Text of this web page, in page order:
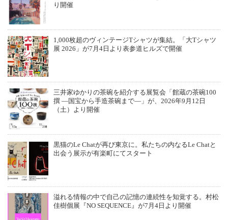
り開催
1,000枚超のヴィンテージTシャツが集結。「大Tシャツ
展 2026」が7月4日より表参道ヒルズで開催
三井家ゆかりの茶碗を紹介する展覧会「館蔵の茶碗100
撰 ―国宝から手造茶碗まで―」が、2026年9月12日
（土）より開催
黒猫のLe Chatが再び東京に。私たちの内なるLe Chatと
出会う展示が有楽町にてスタート
溢れる情報の中で自己の記憶の連続性を知覚する。村松
佳樹個展『NO SEQUENCE』が7月4日より開催